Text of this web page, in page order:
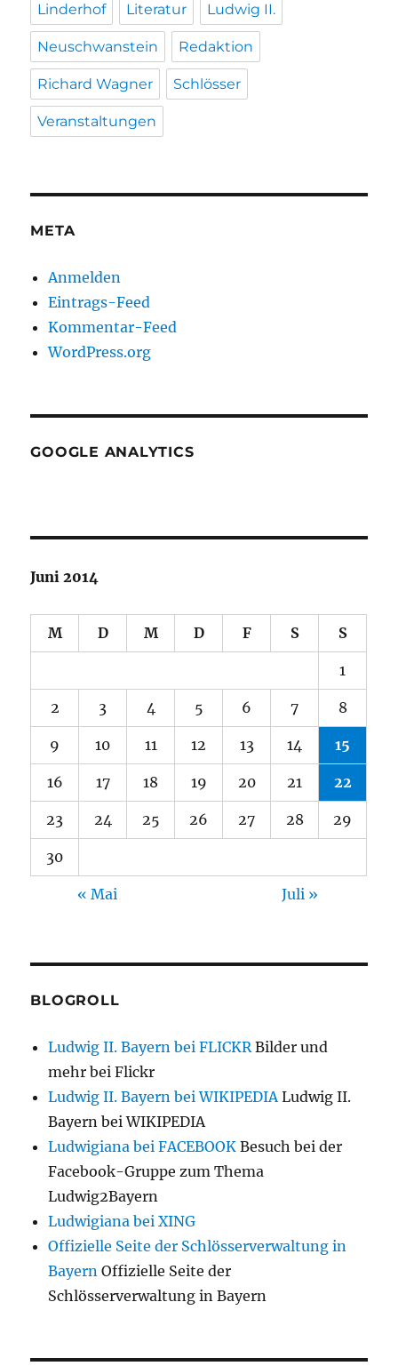
Linderhof Literatur Ludwig II.
Neuschwanstein Redaktion
Richard Wagner Schlösser
Veranstaltungen
META
Anmelden
Eintrags-Feed
Kommentar-Feed
WordPress.org
GOOGLE ANALYTICS
Juni 2014
M D M D F S S
1
2 3 4 5 6 7 8
9 10 11 12 13 14 15
16 17 18 19 20 21 22
23 24 25 26 27 28 29
30
« Mai Juli »
BLOGROLL
Ludwig II. Bayern bei FLICKRBilder und
mehr bei Flickr
Ludwig II. Bayern bei WIKIPEDIALudwig II.
Bayern bei WIKIPEDIA
Ludwigiana bei FACEBOOK Besuch bei der
Facebook-Gruppe zum Thema
Ludwig2Bayern
Ludwigiana bei XING
Offizielle Seite der Schlösserverwaltung in
Bayern Offizielle Seite der
Schlösserverwaltung in Bayern